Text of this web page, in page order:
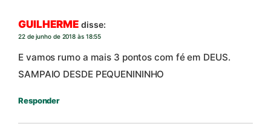
GUILHERME disse:
22 de junho de 2018 às 18:55
E vamos rumo a mais 3 pontos com fé em DEUS.
SAMPAIO DESDE PEQUENININHO
Responder